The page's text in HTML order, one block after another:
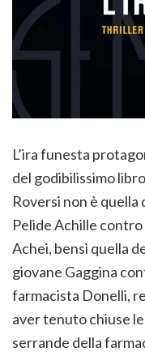
L’ira funesta
del godibilissimo
Roversi non è quella
Pelide Achille contro
Achei, bensì quella
giovane Gaggina
farmacista Donelli,
aver tenuto chiuse le
serrande della